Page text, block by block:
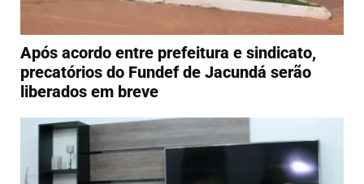
Após acordo entre prefeitura e sindicato,
precatórios do Fundef de Jacundá serão
liberados em breve